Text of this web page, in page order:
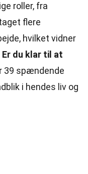
roller, fra
flere
hvilket vidner
Er du klar til at
39 spændende
i hendes liv og